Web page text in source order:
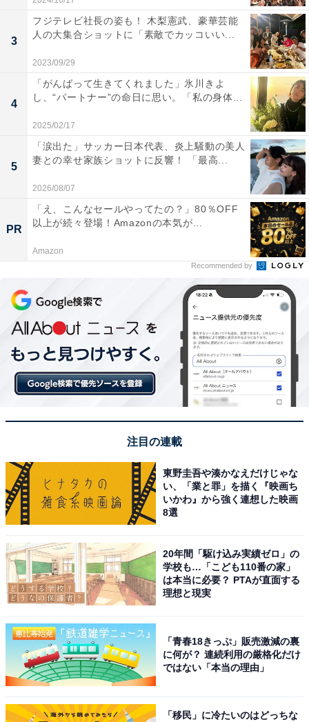
3
フジテレビ社長の姿も！ 木梨憲武、豪華芸能
人の大集合ショットに「素敵でカッコいい...
2023/09/29
4
「がんばって生きてくれました」氷川きよ
し、“パートナー”の命日に思い。「私の身体...
2025/02/17
5
「涙出た」サッカー日本代表、炎上騒動の美人
妻との幸せ家族ショットに反響！ 「最高...
2026/08/07
PR
「え、こんなセールやってたの？」80％OFF
以上が続々登場！Amazonの本気が...
Amazon
Recommended by
注目の連載
東野圭吾や湊かなえだけじゃな
い、「業と罪」を描く『映画ち
いかわ』から強く連想した映画
8選
20年間「駆け込み実績ゼロ」の
学校も…「こども110番の家」
は本当に必要？ PTAが直面する
理想と現実
「青春18きっぷ」販売激減の裏
に何が？ 連続利用の厳格化だけ
ではない「本当の理由」
「移民」に冷たいのはどっちな